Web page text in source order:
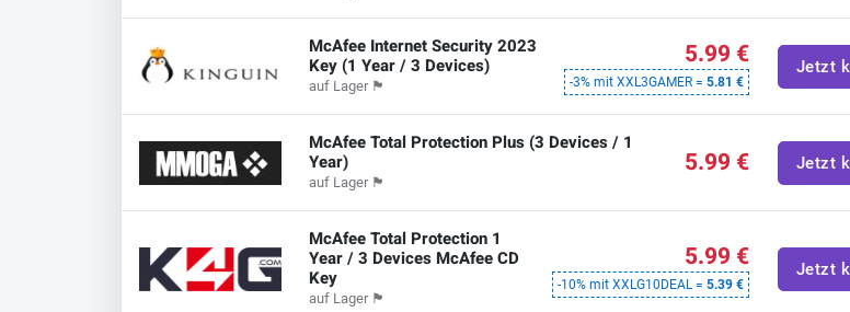
McAfee Internet Security 2023
Key (1 Year / 3 Devices)
auf Lager 🏴
5.99 €
-3% mit XXL3GAMER = 5.81 €
Jetzt
McAfee Total Protection Plus (3 Devices / 1
Year)
auf Lager 🏴
5.99 € Jetzt
McAfee Total Protection 1
Year / 3 Devices McAfee CD
Key
auf Lager 🏴
5.99 €
-10% mit XXLG10DEAL = 5.39 €
Jetzt